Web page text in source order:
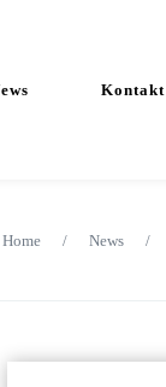
Kontakt
Home / News /